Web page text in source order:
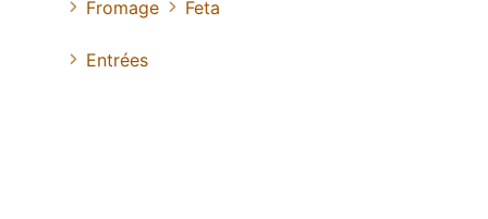
Fromage
Feta
Entrées